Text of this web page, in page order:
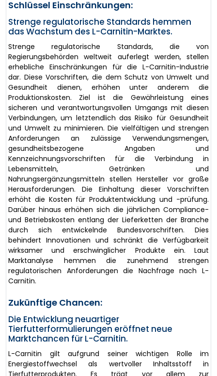
Schlüssel Einschränkungen:
Strenge regulatorische Standards hemmen
das Wachstum des L-Carnitin-Marktes.
Strenge regulatorische Standards, die von
Regierungsbehörden weltweit auferlegt werden, stellen
erhebliche Einschränkungen für die L-Carnitin-Industrie
dar. Diese Vorschriften, die dem Schutz von Umwelt und
Gesundheit dienen, erhöhen unter anderem die
Produktionskosten. Ziel ist die Gewährleistung eines
sicheren und verantwortungsvollen Umgangs mit diesen
Verbindungen, um letztendlich das Risiko für Gesundheit
und Umwelt zu minimieren. Die vielfältigen und strengen
Anforderungen an zulässige Verwendungsmengen,
gesundheitsbezogene Angaben und
Kennzeichnungsvorschriften für die Verbindung in
Lebensmitteln, Getränken und
Nahrungsergänzungsmitteln stellen Hersteller vor große
Herausforderungen. Die Einhaltung dieser Vorschriften
erhöht die Kosten für Produktentwicklung und -prüfung.
Darüber hinaus erhöhen sich die jährlichen Compliance-
und Betriebskosten entlang der Lieferketten der Branche
durch sich entwickelnde Bundesvorschriften. Dies
behindert Innovationen und schränkt die Verfügbarkeit
wirksamer und erschwinglicher Produkte ein. Laut
Marktanalyse hemmen die zunehmend strengen
regulatorischen Anforderungen die Nachfrage nach L-
Carnitin.
Zukünftige Chancen:
Die Entwicklung neuartiger
Tierfutterformulierungen eröffnet neue
Marktchancen für L-Carnitin.
L-Carnitin gilt aufgrund seiner wichtigen Rolle im
Energiestoffwechsel als wertvoller Inhaltsstoff in
Tierfutterprodukten. Es trägt vor allem zur